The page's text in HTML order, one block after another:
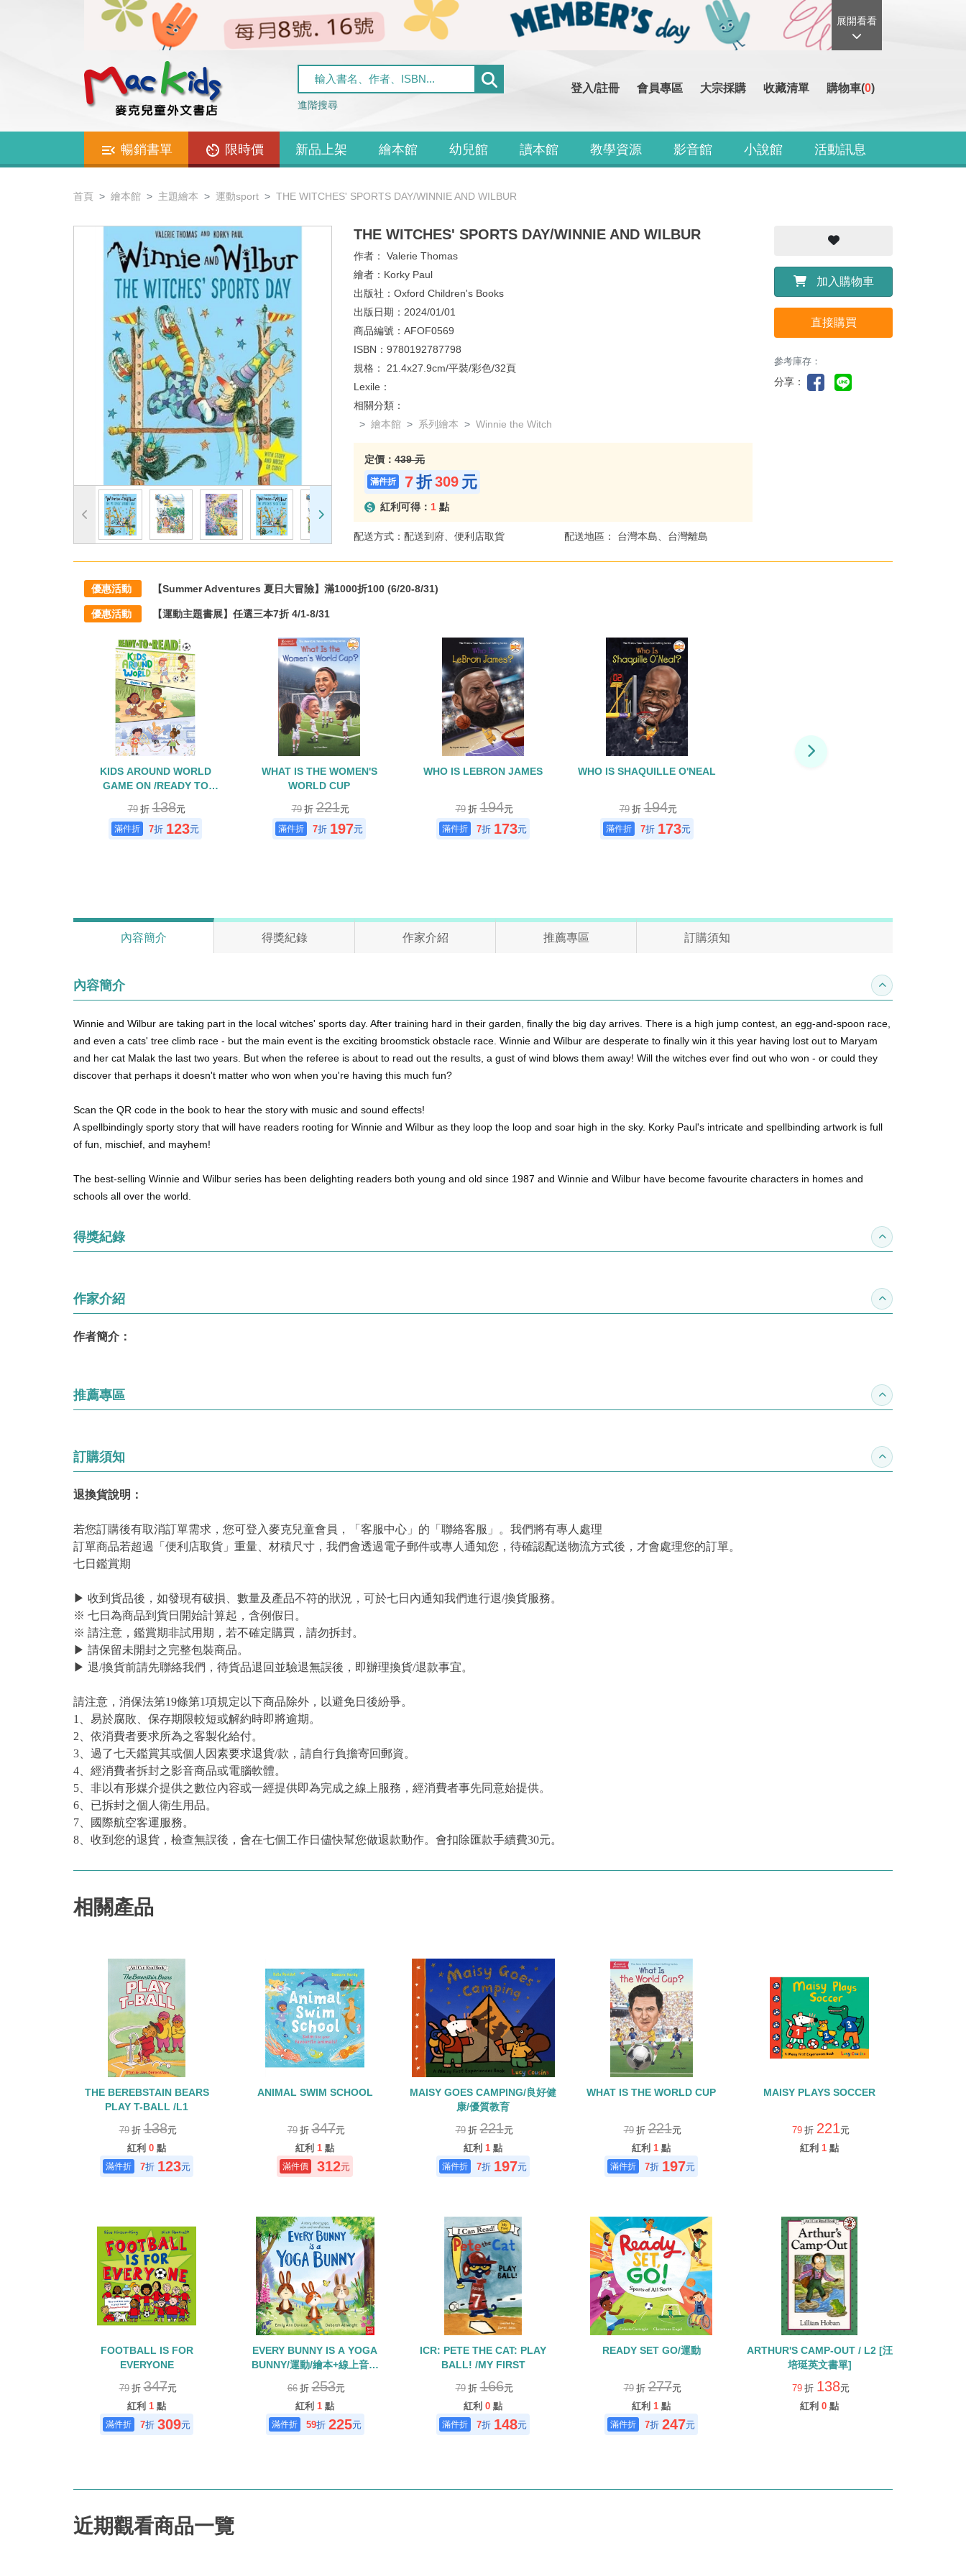
展開看看
進階搜尋
登入/註冊 會員專區 大宗採購 收藏清單 購物車(0)
暢銷書單 限時價 新品上架 繪本館 幼兒館 讀本館 教學資源 影音館 小說館 活動訊息
首頁 繪本館 主題繪本 運動sport THE WITCHES' SPORTS DAY/WINNIE AND WILBUR
THE WITCHES' SPORTS DAY/WINNIE AND WILBUR
作者： Valerie Thomas
繪者： Korky Paul
出版社： Oxford Children's Books
出版日期： 2024/01/01
商品編號： AFOF0569
ISBN： 9780192787798
規格： 21.4x27.9cm/平裝/彩色/32頁
Lexile：
相關分類：
繪本館
系列繪本 Winnie the Witch
定價： 439 元
7折309 元
紅利可得： 1 點
配送方式：配送到府、便利店取貨 配送地區： 台灣本島、台灣離島
加入購物車
直接購買
參考庫存：
分享：
優惠活動 【Summer Adventures 夏日大冒險】滿1000折100 (6/20-8/31)
優惠活動 【運動主題書展】任選三本7折 4/1-8/31
KIDS AROUND WORLD
GAME ON /READY TO
READ/L2
79 折138元
7折 123元
WHAT IS THE WOMEN'S
WORLD CUP
79 折221元
7折 197元
WHO IS LEBRON JAMES
79 折194元
7折 173元
WHO IS SHAQUILLE O'NEAL
79 折194元
7折 173元
內容簡介 得獎紀錄 作家介紹 推薦專區 訂購須知
內容簡介 收合內容簡介
Winnie and Wilbur are taking part in the local witches' sports day. After training hard in their garden, finally the big day arrives. There is a high jump contest, an egg-and-spoon race,
and even a cats' tree climb race - but the main event is the exciting broomstick obstacle race. Winnie and Wilbur are desperate to finally win it this year having lost out to Maryam
and her cat Malak the last two years. But when the referee is about to read out the results, a gust of wind blows them away! Will the witches ever find out who won - or could they
discover that perhaps it doesn't matter who won when you're having this much fun?
Scan the QR code in the book to hear the story with music and sound effects!
A spellbindingly sporty story that will have readers rooting for Winnie and Wilbur as they loop the loop and soar high in the sky. Korky Paul's intricate and spellbinding artwork is full
of fun, mischief, and mayhem!
The best-selling Winnie and Wilbur series has been delighting readers both young and old since 1987 and Winnie and Wilbur have become favourite characters in homes and
schools all over the world.
得獎紀錄 收合得獎紀錄
作家介紹 收合作家介紹
作者簡介：
推薦專區 收合推薦專區
訂購須知 收合訂購須知
退換貨說明：
若您訂購後有取消訂單需求，您可登入麥克兒童會員，「客服中心」的「聯絡客服」。我們將有專人處理
訂單商品若超過「便利店取貨」重量、材積尺寸，我們會透過電子郵件或專人通知您，待確認配送物流方式後，才會處理您的訂單。
七日鑑賞期
▶ 收到貨品後，如發現有破損、數量及產品不符的狀況，可於七日內通知我們進行退/換貨服務。
※ 七日為商品到貨日開始計算起，含例假日。
※ 請注意，鑑賞期非試用期，若不確定購買，請勿拆封。
▶ 請保留未開封之完整包裝商品。
▶ 退/換貨前請先聯絡我們，待貨品退回並驗退無誤後，即辦理換貨/退款事宜。
請注意，消保法第19條第1項規定以下商品除外，以避免日後紛爭。
1、易於腐敗、保存期限較短或解約時即將逾期。
2、依消費者要求所為之客製化給付。
3、過了七天鑑賞其或個人因素要求退貨/款，請自行負擔寄回郵資。
4、經消費者拆封之影音商品或電腦軟體。
5、非以有形媒介提供之數位內容或一經提供即為完成之線上服務，經消費者事先同意始提供。
6、已拆封之個人衛生用品。
7、國際航空客運服務。
8、收到您的退貨，檢查無誤後，會在七個工作日儘快幫您做退款動作。會扣除匯款手續費30元。
相關產品
THE BEREBSTAIN BEARS
PLAY T-BALL /L1
79 折138元
紅利 0 點
7折 123元
ANIMAL SWIM SCHOOL
79 折347元
紅利 1 點
312元
MAISY GOES CAMPING/良好健
康/優質教育
79 折221元
紅利 1 點
7折 197元
WHAT IS THE WORLD CUP
79 折221元
紅利 1 點
7折 197元
MAISY PLAYS SOCCER
79 折 221元
紅利 1 點
FOOTBALL IS FOR
EVERYONE
79 折347元
紅利 1 點
7折 309元
EVERY BUNNY IS A YOGA
BUNNY/運動/繪本+線上音檔
(115年度深耕閱讀入選書單)
66 折253元
紅利 1 點
59折 225元
ICR: PETE THE CAT: PLAY
BALL! /MY FIRST
79 折166元
紅利 0 點
7折 148元
READY SET GO/運動
79 折277元
紅利 1 點
7折 247元
ARTHUR'S CAMP-OUT / L2 [汪
培珽英文書單]
79 折 138元
紅利 0 點
近期觀看商品一覽